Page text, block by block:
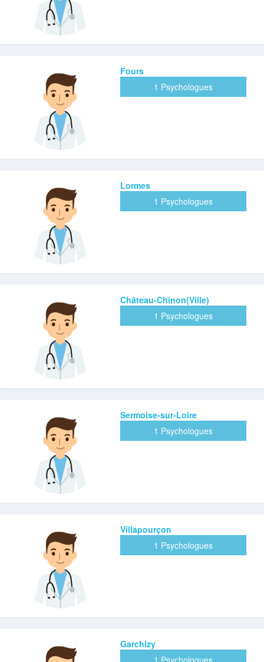
Fours
1 Psychologues
Lormes
1 Psychologues
Château-Chinon(Ville)
1 Psychologues
Sermoise-sur-Loire
1 Psychologues
Villapourçon
1 Psychologues
Garchizy
1 Psychologues